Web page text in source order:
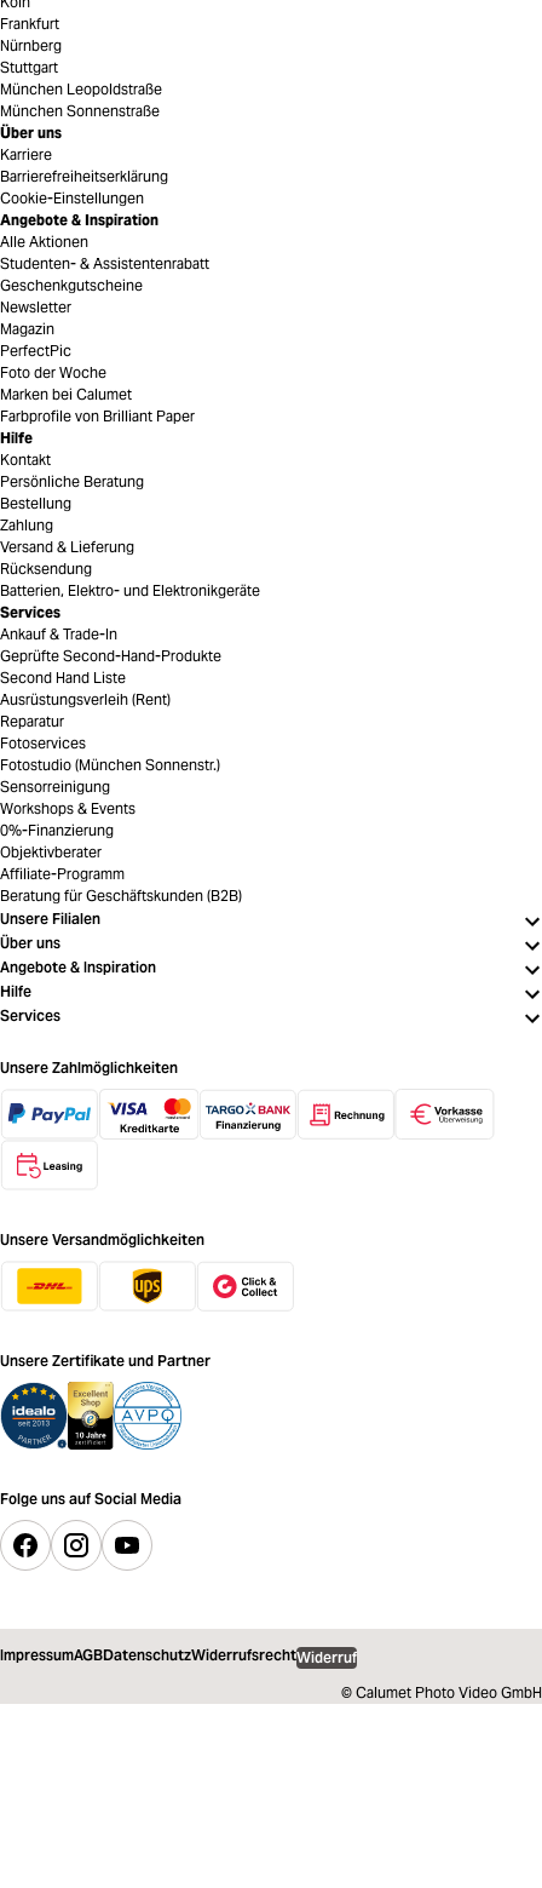
Frankfurt
Nürnberg
Stuttgart
München Leopoldstraße
München Sonnenstraße
Über uns
Karriere
Barrierefreiheitserklärung
Cookie-Einstellungen
Angebote & Inspiration
Alle Aktionen
Studenten- & Assistentenrabatt
Geschenkgutscheine
Newsletter
Magazin
PerfectPic
Foto der Woche
Marken bei Calumet
Farbprofile von Brilliant Paper
Hilfe
Kontakt
Persönliche Beratung
Bestellung
Zahlung
Versand & Lieferung
Rücksendung
Batterien, Elektro- und Elektronikgeräte
Services
Ankauf & Trade-In
Geprüfte Second-Hand-Produkte
Second Hand Liste
Ausrüstungsverleih (Rent)
Reparatur
Fotoservices
Fotostudio (München Sonnenstr.)
Sensorreinigung
Workshops & Events
0%-Finanzierung
Objektivberater
Affiliate-Programm
Beratung für Geschäftskunden (B2B)
Unsere Filialen
Über uns
Angebote & Inspiration
Hilfe
Services
Unsere Zahlmöglichkeiten
Unsere Versandmöglichkeiten
Unsere Zertifikate und Partner
Folge uns auf Social Media
ImpressumAGBDatenschutzWiderrufsrechtWiderruf
© Calumet Photo Video GmbH